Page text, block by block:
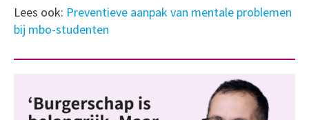
Lees ook: Preventieve aanpak van mentale problemen
bij mbo-studenten